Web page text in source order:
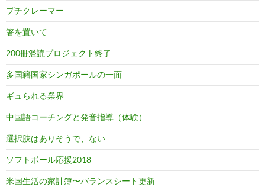
プチクレーマー
箸を置いて
200冊濫読プロジェクト終了
多国籍国家シンガポールの一面
ギュられる業界
中国語コーチングと発音指導（体験）
選択肢はありそうで、ない
ソフトボール応援2018
米国生活の家計簿〜バランスシート更新